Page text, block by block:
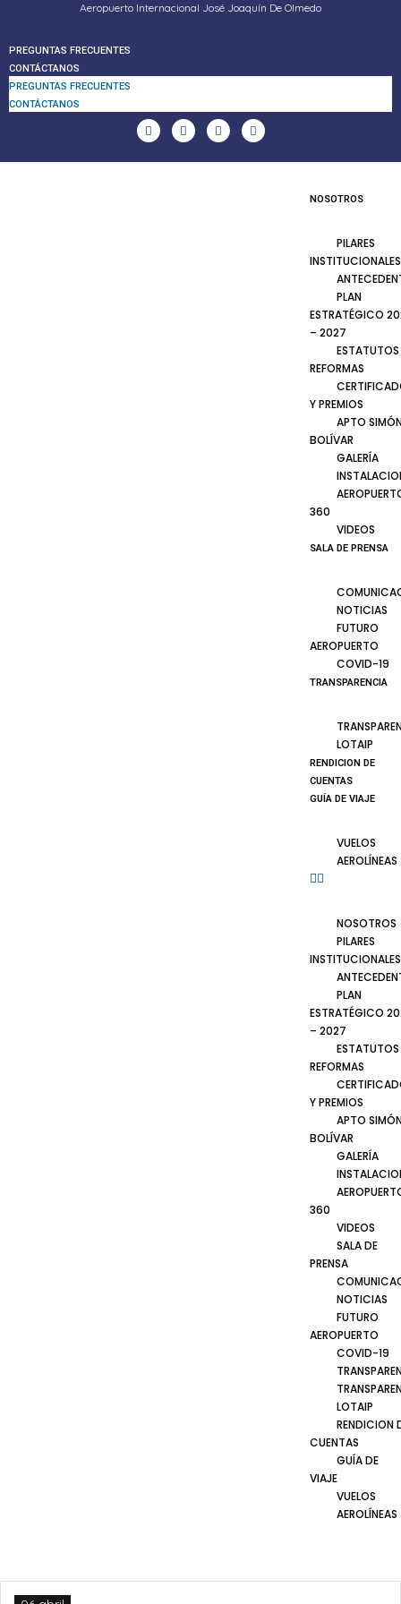
Aeropuerto Internacional José Joaquín De Olmedo
PREGUNTAS FRECUENTES
CONTÁCTANOS
PREGUNTAS FRECUENTES
CONTÁCTANOS
NOSOTROS
PILARES
INSTITUCIONALES
PLAN
ESTRATÉGICO
– 2027
ESTATUTOS
REFORMAS
Y PREMIOS
APTO
BOLÍVAR
GALERÍA
360
VIDEOS
SALA DE PRENSA
NOTICIAS
FUTURO
AEROPUERTO
COVID-19
TRANSPARENCIA
LOTAIP
RENDICION DE
CUENTAS
GUÍA DE VIAJE
VUELOS
AEROLÍNEAS
NOSOTROS
PILARES
INSTITUCIONALES
PLAN
ESTRATÉGICO
– 2027
ESTATUTOS
REFORMAS
Y PREMIOS
APTO
BOLÍVAR
GALERÍA
360
VIDEOS
SALA DE
PRENSA
NOTICIAS
FUTURO
AEROPUERTO
COVID-19
LOTAIP
RENDICION
CUENTAS
GUÍA DE
VIAJE
VUELOS
AEROLÍNEAS